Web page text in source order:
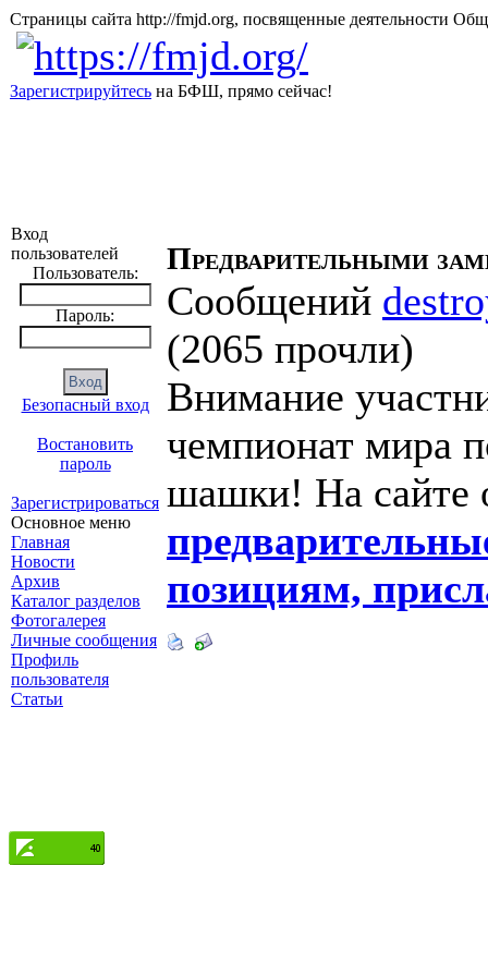
Страницы сайта http://fmjd.org, посвященные
Зарегистрируйтесь на БФШ, прямо сейчас!
Вход
пользователей
Пользователь:
Пароль:
Безопасный вход
Востановить
пароль
Зарегистрироваться
Основное меню
Главная
Новости
Архив
Каталог разделов
Фотогалерея
Личные сообщения
Профиль
пользователя
Статьи
Предварительными
Сообщений
(2065 прочли)
Внимание
чемпионат мира
шашки! На сайте
позициям,